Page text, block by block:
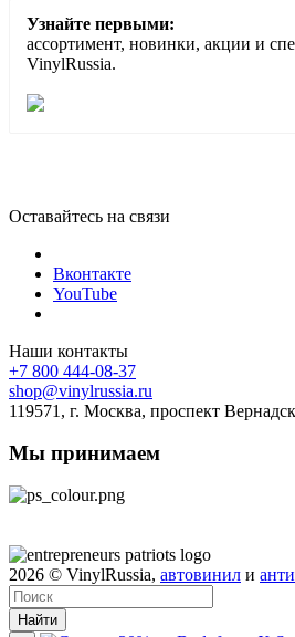
Узнайте первыми:
ассортимент, новинки, акции и
VinylRussia.
Оставайтесь на связи
Вконтакте
YouTube
Наши контакты
+7 800 444-08-37
shop@vinylrussia.ru
119571, г. Москва, проспект
Мы принимаем
2026 © VinylRussia, автовинил и
Найти